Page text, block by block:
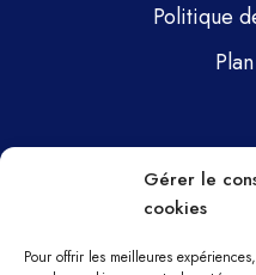
Gérer le
cookies
Pour offrir les meilleures
Politique
Gsti
Gsti